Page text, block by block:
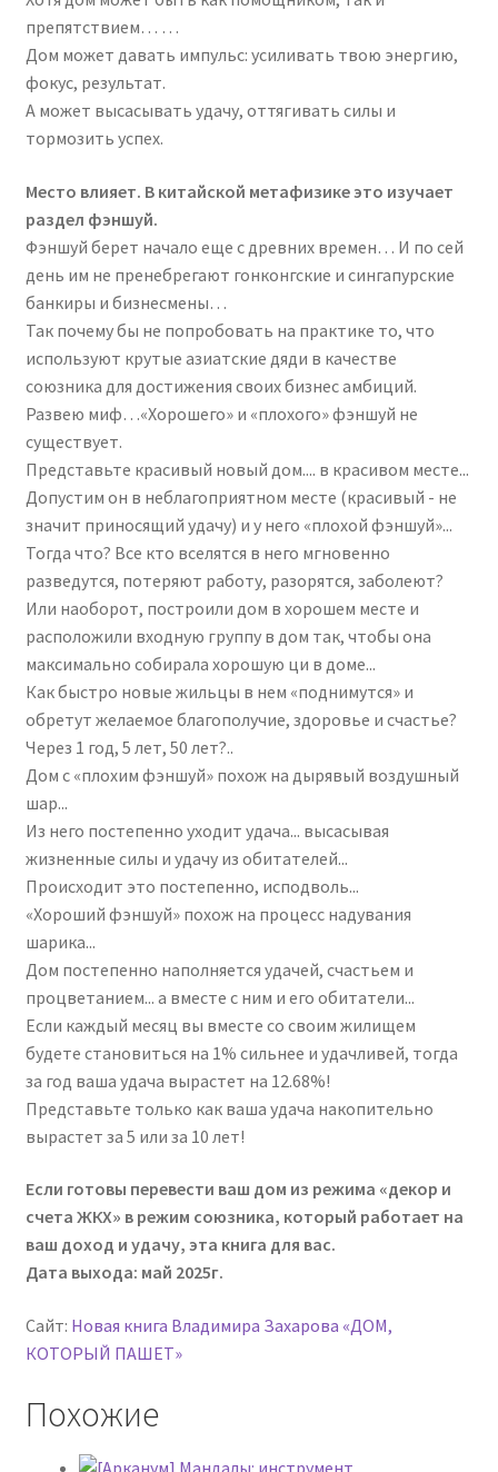
препятствием… …
Дом может давать импульс: усиливать твою энергию,
фокус, результат.
А может высасывать удачу, оттягивать силы и
тормозить успех.
Место влияет. В китайской метафизике это изучает
раздел фэншуй.
Фэншуй берет начало еще с древних времен… И по сей
день им не пренебрегают гонконгские и сингапурские
банкиры и бизнесмены…
Так почему бы не попробовать на практике то, что
используют крутые азиатские дяди в качестве
союзника для достижения своих бизнес амбиций.
Развею миф…«Хорошего» и «плохого» фэншуй не
существует.
Представьте красивый новый дом.... в красивом месте...
Допустим он в неблагоприятном месте (красивый - не
значит приносящий удачу) и у него «плохой фэншуй»...
Тогда что? Все кто вселятся в него мгновенно
разведутся, потеряют работу, разорятся, заболеют?
Или наоборот, построили дом в хорошем месте и
расположили входную группу в дом так, чтобы она
максимально собирала хорошую ци в доме...
Как быстро новые жильцы в нем «поднимутся» и
обретут желаемое благополучие, здоровье и счастье?
Через 1 год, 5 лет, 50 лет?..
Дом с «плохим фэншуй» похож на дырявый воздушный
шар...
Из него постепенно уходит удача... высасывая
жизненные силы и удачу из обитателей...
Происходит это постепенно, исподволь...
«Хороший фэншуй» похож на процесс надувания
шарика...
Дом постепенно наполняется удачей, счастьем и
процветанием... а вместе с ним и его обитатели...
Если каждый месяц вы вместе со своим жилищем
будете становиться на 1% сильнее и удачливей, тогда
за год ваша удача вырастет на 12.68%!
Представьте только как ваша удача накопительно
вырастет за 5 или за 10 лет!
Если готовы перевести ваш дом из режима «декор и
счета ЖКХ» в режим союзника, который работает на
ваш доход и удачу, эта книга для вас.
Дата выхода: май 2025г.
Сайт: Новая книга Владимира Захарова «ДОМ,
КОТОРЫЙ ПАШЕТ»
Похожие